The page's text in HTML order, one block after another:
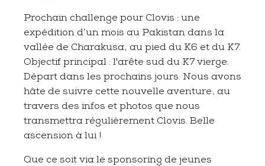
Prochain challenge pour Clovis : une
expédition d’un mois au Pakistan dans la
vallée de Charakusa, au pied du K6 et du K7.
Objectif principal : l'arête sud du K7 vierge.
Départ dans les prochains jours. Nous avons
hâte de suivre cette nouvelle aventure, au
travers des infos et photos que nous
transmettra régulièrement Clovis. Belle
ascension à lui !
Que ce soit via le sponsoring de jeunes